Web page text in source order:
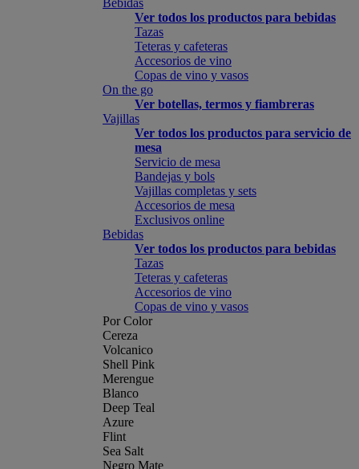
Bebidas
Ver todos los productos para bebidas
Tazas
Teteras y cafeteras
Accesorios de vino
Copas de vino y vasos
On the go
Ver botellas, termos y fiambreras
Vajillas
Ver todos los productos para servicio de
mesa
Servicio de mesa
Bandejas y bols
Vajillas completas y sets
Accesorios de mesa
Exclusivos online
Bebidas
Ver todos los productos para bebidas
Tazas
Teteras y cafeteras
Accesorios de vino
Copas de vino y vasos
Por Color
Cereza
Volcanico
Shell Pink
Merengue
Blanco
Deep Teal
Azure
Flint
Sea Salt
Negro Mate